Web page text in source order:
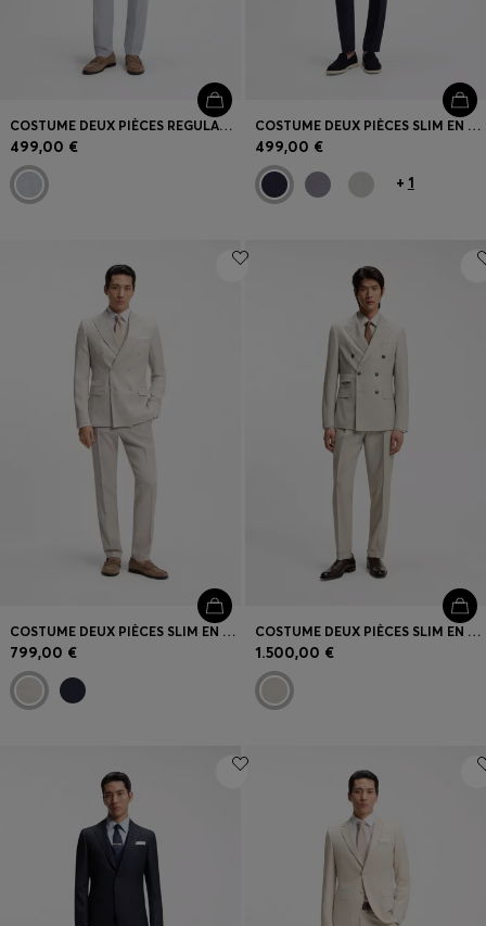
COSTUME DEUX PIÈCES REGULAR FIT EN BOUCLÉ STRETCH
499,00 €
COSTUME DEUX PIÈCES SLIM EN TISSU À MICRO MOTIF
499,00 €
+ 1
COSTUME DEUX PIÈCES SLIM EN LIN À RAYURES ET MOHAIR
799,00 €
COSTUME DEUX PIÈCES SLIM EN LAINE VIERGE À MOTIF
1.500,00 €